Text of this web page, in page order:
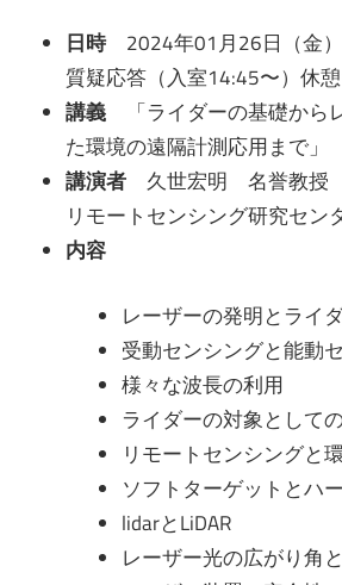
日時2024年01月26日（金）
質疑応答（入室14:45〜）休
講義 「ライダーの基礎から
た環境の遠隔計測応用まで」
講演者 久世宏明 名誉教授
リモートセンシング研究セン
内容
レーザーの発明とライ
受動センシングと能動
様々な波長の利用
ライダーの対象として
リモートセンシングと
ソフトターゲットとハ
lidarとLiDAR
レーザー光の広がり角